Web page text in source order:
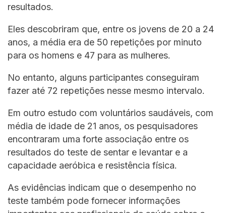
resultados.
Eles descobriram que, entre os jovens de 20 a 24
anos, a média era de 50 repetições por minuto
para os homens e 47 para as mulheres.
No entanto, alguns participantes conseguiram
fazer até 72 repetições nesse mesmo intervalo.
Em outro estudo com voluntários saudáveis, com
média de idade de 21 anos, os pesquisadores
encontraram uma forte associação entre os
resultados do teste de sentar e levantar e a
capacidade aeróbica e resistência física.
As evidências indicam que o desempenho no
teste também pode fornecer informações